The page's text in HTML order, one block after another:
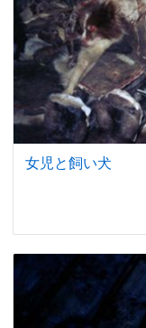
女児と飼い犬